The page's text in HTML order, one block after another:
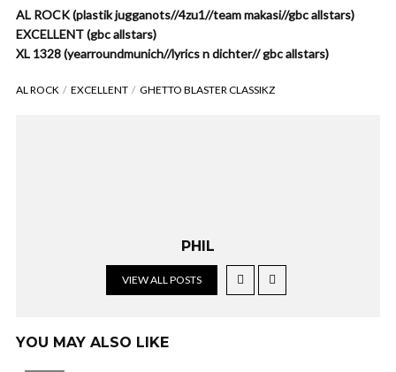
AL ROCK (plastik jugganots//4zu1//team makasi//gbc allstars)
EXCELLENT (gbc allstars)
XL 1328 (yearroundmunich//lyrics n dichter// gbc allstars)
AL ROCK EXCELLENT GHETTO BLASTER CLASSIKZ
PHIL
VIEW ALL POSTS
YOU MAY ALSO LIKE